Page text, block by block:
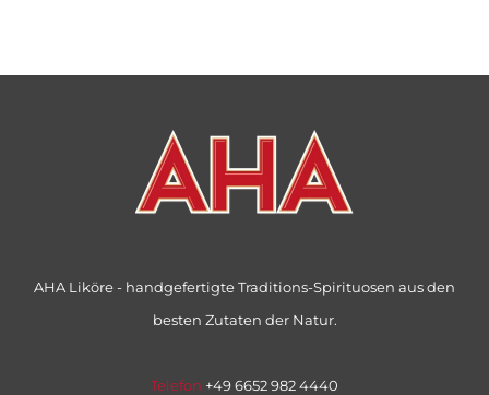
AHA Liköre - handgefertigte Traditions-Spirituosen aus den
besten Zutaten der Natur.
Telefon +49 6652 982 4440